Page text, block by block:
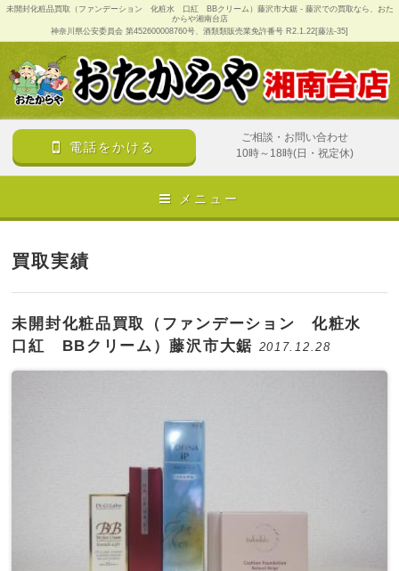
未開封化粧品買取（ファンデーション 化粧水 口紅 BBクリーム）藤沢市大鋸 - 藤沢での買取なら、おた
からや湘南台店
神奈川県公安委員会 第452600008760号、酒類類販売業免許番号 R2.1.22[藤法-35]
電話をかける
ご相談・お問い合わせ
10時～18時(日・祝定休)
メニュー
買取実績
未開封化粧品買取（ファンデーション 化粧水
口紅 BBクリーム）藤沢市大鋸 2017.12.28